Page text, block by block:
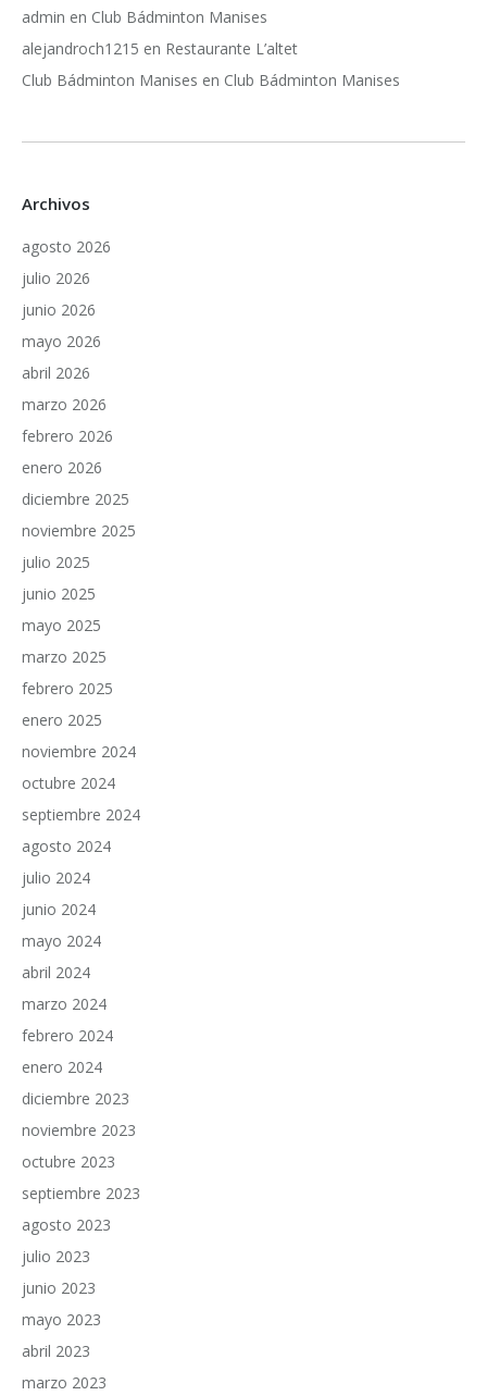
admin en Club Bádminton Manises
alejandroch1215 en Restaurante L’altet
Club Bádminton Manises en Club Bádminton Manises
Archivos
agosto 2026
julio 2026
junio 2026
mayo 2026
abril 2026
marzo 2026
febrero 2026
enero 2026
diciembre 2025
noviembre 2025
julio 2025
junio 2025
mayo 2025
marzo 2025
febrero 2025
enero 2025
noviembre 2024
octubre 2024
septiembre 2024
agosto 2024
julio 2024
junio 2024
mayo 2024
abril 2024
marzo 2024
febrero 2024
enero 2024
diciembre 2023
noviembre 2023
octubre 2023
septiembre 2023
agosto 2023
julio 2023
junio 2023
mayo 2023
abril 2023
marzo 2023